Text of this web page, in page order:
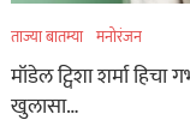
ताज्या बातम्या मनोरंजन
मॉडेल ट्विशा शर्मा हिचा
खुलासा…